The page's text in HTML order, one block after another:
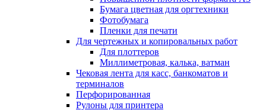
Бумага цветная для оргтехники
Фотобумага
Пленки для печати
Для чертежных и копировальных работ
Для плоттеров
Миллиметровая, калька, ватман
Чековая лента для касс, банкоматов и
терминалов
Перфорированная
Рулоны для принтера